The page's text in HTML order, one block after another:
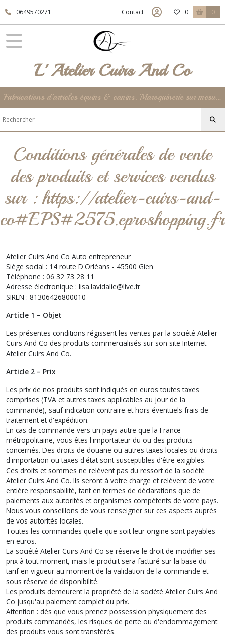
0649570271 Contact 0 0
L' Atelier Cuirs And Co
Fabrications d'articles équins & canins. Maroquinerie sur mesure et unique jusqu'à la déco de votre intérieur ... 100% Made In France !
Conditions générales de vente
des produits et services vendus
sur : https://atelier-cuirs-and-
co#EPS#2575.eproshopping.fr
Atelier Cuirs And Co Auto entrepreneur
Siège social : 14 route D'Orléans - 45500 Gien
Téléphone : 06 32 73 28 11
Adresse électronique : lisa.lavidalie@live.fr
SIREN : 81306426800010
Article 1 – Objet
Les présentes conditions régissent les ventes par la société Atelier
Cuirs And Co des produits commercialisés sur son site Internet
Atelier Cuirs And Co.
Article 2 – Prix
Les prix de nos produits sont indiqués en euros toutes taxes
comprises (TVA et autres taxes applicables au jour de la
commande), sauf indication contraire et hors éventuels frais de
traitement et d'expédition.
En cas de commande vers un pays autre que la France
métropolitaine, vous êtes l'importateur du ou des produits
concernés. Des droits de douane ou autres taxes locales ou droits
d'importation ou taxes d'état sont susceptibles d'être exigibles.
Ces droits et sommes ne relèvent pas du ressort de la société
Atelier Cuirs And Co. Ils seront à votre charge et relèvent de votre
entière responsabilité, tant en termes de déclarations que de
paiements aux autorités et organismes compétents de votre pays.
Nous vous conseillons de vous renseigner sur ces aspects auprès
de vos autorités locales.
Toutes les commandes quelle que soit leur origine sont payables
en euros.
La société Atelier Cuirs And Co se réserve le droit de modifier ses
prix à tout moment, mais le produit sera facturé sur la base du
tarif en vigueur au moment de la validation de la commande et
sous réserve de disponibilité.
Les produits demeurent la propriété de la société Atelier Cuirs And
Co jusqu'au paiement complet du prix.
Attention : dès que vous prenez possession physiquement des
produits commandés, les risques de perte ou d'endommagement
des produits vous sont transférés.